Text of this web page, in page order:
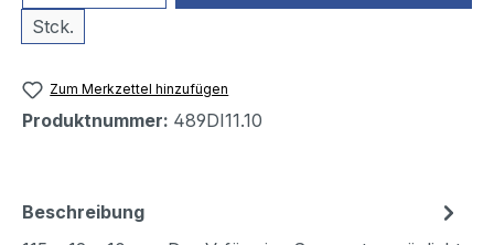
Stck.
Zum Merkzettel hinzufügen
Produktnummer: 489DI11.10
Beschreibung